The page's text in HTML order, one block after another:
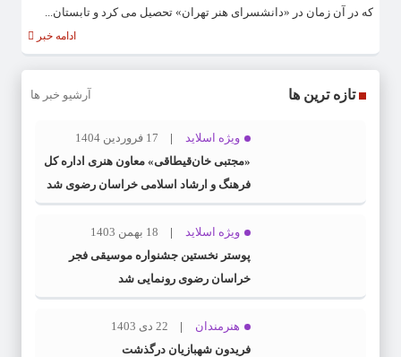
که در آن زمان در «دانشسرای هنر تهران» تحصیل می کرد و تابستان...
ادامه خبر
تازه ترین ها آرشیو خبر ها
ویژه اسلاید
17 فروردین 1404
«مجتبی خان‌قیطاقی» معاون هنری اداره کل
فرهنگ و ارشاد اسلامی خراسان رضوی شد
ویژه اسلاید
18 بهمن 1403
پوستر نخستین جشنواره موسیقی فجر
خراسان رضوی رونمایی شد
هنرمندان
22 دی 1403
فریدون شهبازیان درگذشت